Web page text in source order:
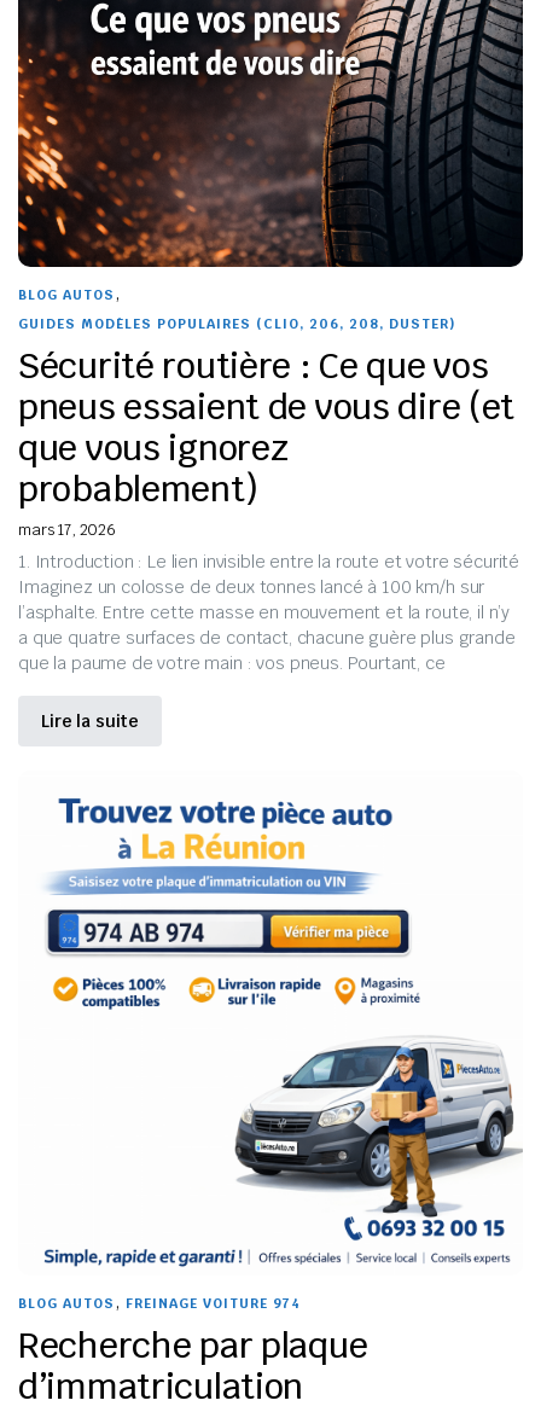
BLOG AUTOS ,
GUIDES MODÈLES POPULAIRES (CLIO, 206, 208, DUSTER)
Sécurité routière : Ce que vos
pneus essaient de vous dire (et
que vous ignorez
probablement)
mars 17, 2026
1. Introduction : Le lien invisible entre la route et votre sécurité
Imaginez un colosse de deux tonnes lancé à 100 km/h sur
l’asphalte. Entre cette masse en mouvement et la route, il n’y
a que quatre surfaces de contact, chacune guère plus grande
que la paume de votre main : vos pneus. Pourtant, ce
Lire la suite
BLOG AUTOS , FREINAGE VOITURE 974
Recherche par plaque
d’immatriculation